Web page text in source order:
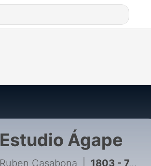
Estudio Ágape
Ruben Casabona 1803 - 7.6 Lealtad Suprema, Adoración en medio de la guerra